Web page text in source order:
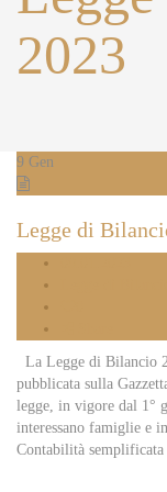
2023
9 Gen
Legge di
La Legge di Bilancio
pubblicata sulla
legge, in vigore dal 1°
interessano famiglie e
Contabilità